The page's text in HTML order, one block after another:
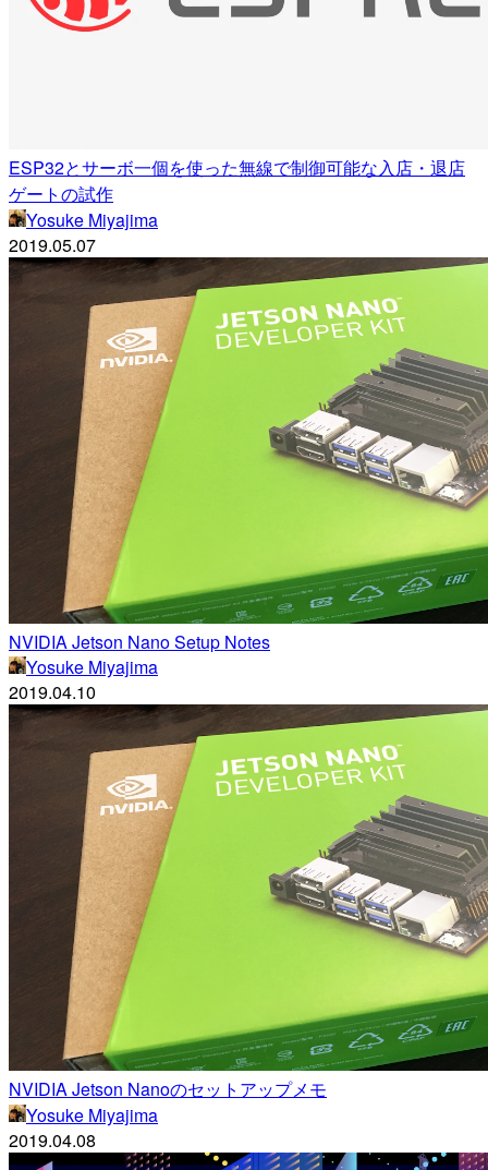
ESP32とサーボ一個を使った無線で制御可能な入店・退店
ゲートの試作
Yosuke Miyajima
2019.05.07
NVIDIA Jetson Nano Setup Notes
Yosuke Miyajima
2019.04.10
NVIDIA Jetson Nanoのセットアップメモ
Yosuke Miyajima
2019.04.08